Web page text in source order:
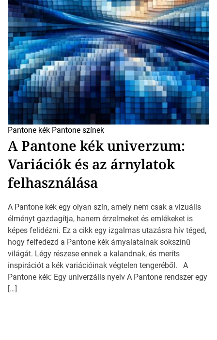
Pantone kék Pantone színek
A Pantone kék univerzum:
Variációk és az árnylatok
felhasználása
A Pantone kék egy olyan szín, amely nem csak a vizuális
élményt gazdagítja, hanem érzelmeket és emlékeket is
képes felidézni. Ez a cikk egy izgalmas utazásra hív téged,
hogy felfedezd a Pantone kék árnyalatainak sokszínű
világát. Légy részese ennek a kalandnak, és meríts
inspirációt a kék variációinak végtelen tengeréből. A
Pantone kék: Egy univerzális nyelv A Pantone rendszer egy
[…]